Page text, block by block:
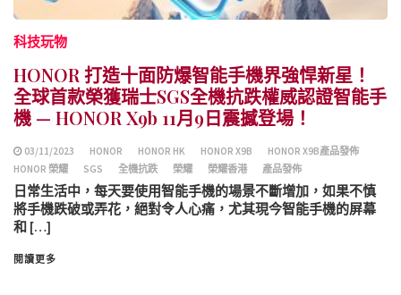
科技玩物
HONOR 打造十面防爆智能手機界強悍新星！
全球首款榮獲瑞士SGS全機抗跌權威認證智能手
機 — HONOR X9b 11月9日震撼登場！
03/11/2023 HONOR HONOR HK HONOR X9B
HONOR X9B產品發佈
HONOR 榮耀
SGS 全機抗跌 榮耀 榮耀香港 產品發佈
日常生活中，每天要使用智能手機的場景不斷增加，如果不慎
將手機跌破或弄花，絕對令人心痛，尤其現今智能手機的屏幕
和 […]
閱讀更多